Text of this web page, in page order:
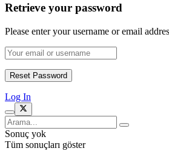
Retrieve your password
Please enter your username or email
Log In
Sonuç yok
Tüm sonuçları göster